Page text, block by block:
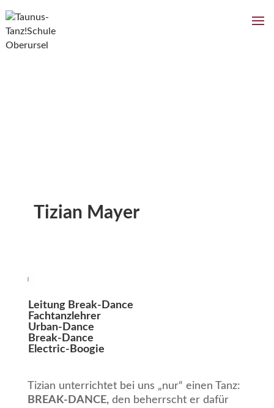
Tizian Mayer
Leitung Break-Dance
Fachtanzlehrer
Urban-Dance
Break-Dance
Electric-Boogie
Tizian unterrichtet bei uns „nur“ einen Tanz:
BREAK-DANCE,den beherrscht er dafür